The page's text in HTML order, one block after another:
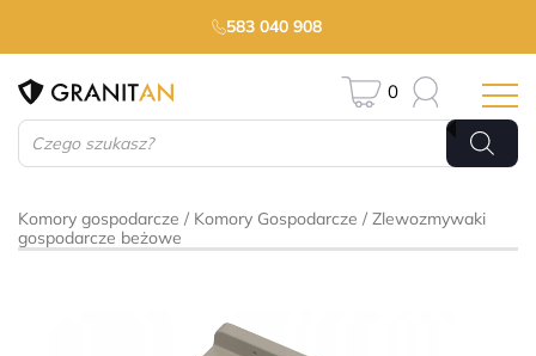
583 040 908
Wyszukiwarka
produktów
0
Komory gospodarcze Komory Gospodarcze
Zlewozmywaki
gospodarcze beżowe